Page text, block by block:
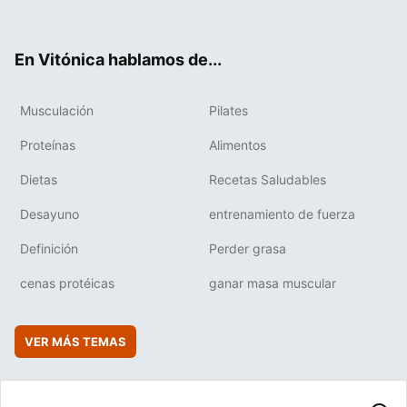
En Vitónica hablamos de...
Musculación Pilates
Proteínas Alimentos
Dietas Recetas Saludables
Desayuno entrenamiento de fuerza
Definición Perder grasa
cenas protéicas ganar masa muscular
VER MÁS TEMAS